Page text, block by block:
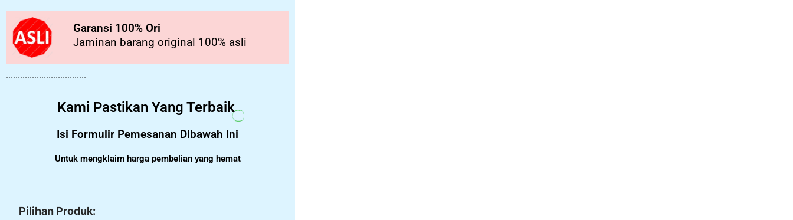
Garansi 100% Ori
Jaminan barang original 100% asli
..................................
Kami Pastikan Yang Terbaik
Isi Formulir Pemesanan Dibawah Ini
Untuk mengklaim harga pembelian yang hemat
Pilihan Produk: